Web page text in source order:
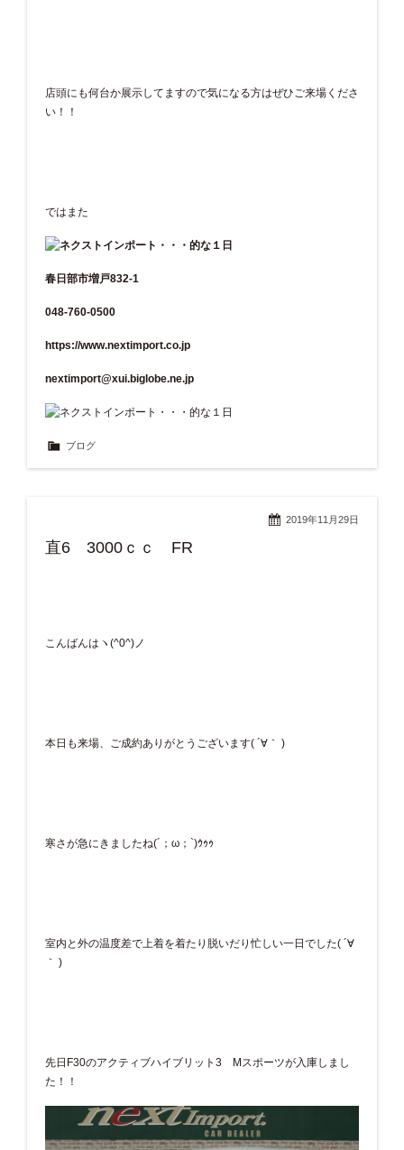
店頭にも何台か展示してますので気になる方はぜひご来場くださ
い！！
ではまた
春日部市増戸832-1
048-760-0500
https://www.nextimport.co.jp
nextimport@xui.biglobe.ne.jp
ブログ
2019年11月29日
直6 3000ｃｃ FR
こんばんはヽ(^0^)ノ
本日も来場、ご成約ありがとうございます( ´∀｀ )
寒さが急にきましたね(´；ω；`)ｳｩｩ
室内と外の温度差で上着を着たり脱いだり忙しい一日でした( ´∀
｀ )
先日F30のアクティブハイブリット3 Mスポーツが入庫しまし
た！！